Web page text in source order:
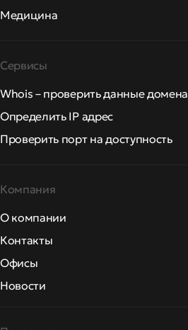
Медицина
Сервисы
Whois – проверить данные домена
Определить IP адрес
Проверить порт на доступность
Компания
О компании
Контакты
Офисы
Новости